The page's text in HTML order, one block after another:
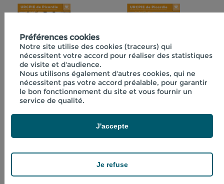
Fiche technique
n°40 "Initiation à la
lactofermentation"
Fiche technique
n°41 "Boissons
Préférences cookies
Notre site utilise des cookies (traceurs) qui
nécessitent votre accord pour réaliser des statistiques
de visite et d'audience.
Nous utilisons également d'autres cookies, qui ne
nécessitent pas votre accord préalable, pour garantir
le bon fonctionnement du site et vous fournir un
service de qualité.
Je refuse
J'accepte